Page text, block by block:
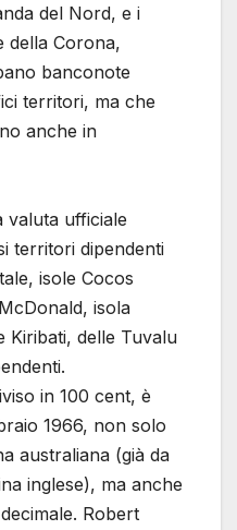
del Nord, e i
della Corona,
banconote
territori, ma che
anche in
valuta ufficiale
territori dipendenti
isole Cocos
isola
Kiribati, delle Tuvalu
in 100 cent, è
1966, non solo
australiana (già da
inglese), ma anche
Robert